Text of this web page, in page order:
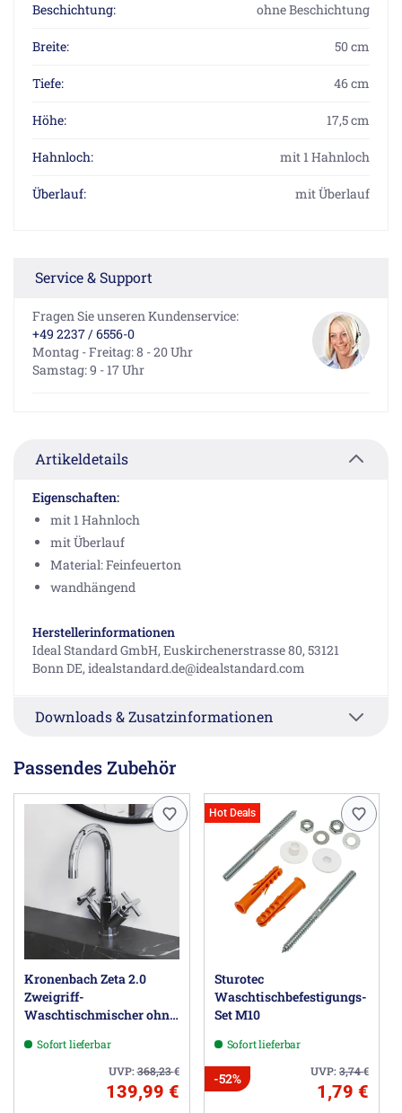
Beschichtung: ohne Beschichtung
Breite: 50 cm
Tiefe: 46 cm
Höhe: 17,5 cm
Hahnloch: mit 1 Hahnloch
Überlauf: mit Überlauf
Service & Support
Fragen Sie unseren Kundenservice:
+49 2237 / 6556-0
Montag - Freitag: 8 - 20 Uhr
Samstag: 9 - 17 Uhr
Artikeldetails
Eigenschaften:
mit 1 Hahnloch
mit Überlauf
Material: Feinfeuerton
wandhängend
Herstellerinformationen
Ideal Standard GmbH, Euskirchenerstrasse 80, 53121
Bonn DE, idealstandard.de@idealstandard.com
Downloads & Zusatzinformationen
Passendes Zubehör
Kronenbach Zeta 2.0
Zweigriff-
Waschtischmischer ohne
Sofort lieferbar
UVP:368,23€
139,99 €
Hot Deals
Sturotec
Waschtischbefestigungs-
Set M10
Sofort lieferbar
UVP:3,74€
-52%
1,79 €